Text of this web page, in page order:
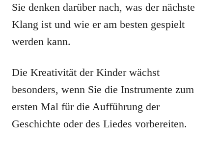
Sie denken darüber nach, was der nächste
Klang ist und wie er am besten gespielt
werden kann.
Die Kreativität der Kinder wächst
besonders, wenn Sie die Instrumente zum
ersten Mal für die Aufführung der
Geschichte oder des Liedes vorbereiten.